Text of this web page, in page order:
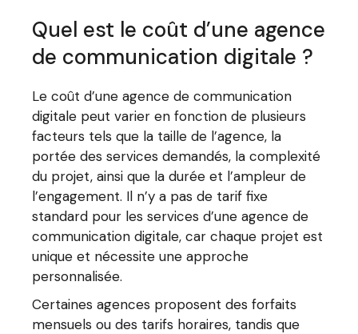
Quel est le coût d’une agence
de communication digitale ?
Le coût d’une agence de communication
digitale peut varier en fonction de plusieurs
facteurs tels que la taille de l’agence, la
portée des services demandés, la complexité
du projet, ainsi que la durée et l’ampleur de
l’engagement. Il n’y a pas de tarif fixe
standard pour les services d’une agence de
communication digitale, car chaque projet est
unique et nécessite une approche
personnalisée.
Certaines agences proposent des forfaits
mensuels ou des tarifs horaires, tandis que